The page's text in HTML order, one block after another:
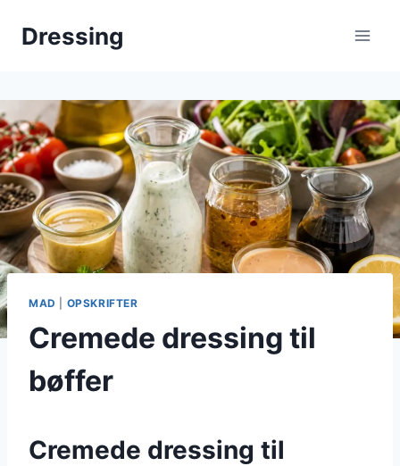
Dressing
MAD OPSKRIFTER
Cremede dressing til
bøffer
Cremede dressing til